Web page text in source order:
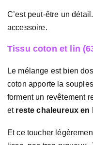
C’est peut-être un
accessoire.
Tissu coton et lin
Le mélange est bien
coton apporte la
forment un revêtement
et reste chaleureux en
Et ce toucher